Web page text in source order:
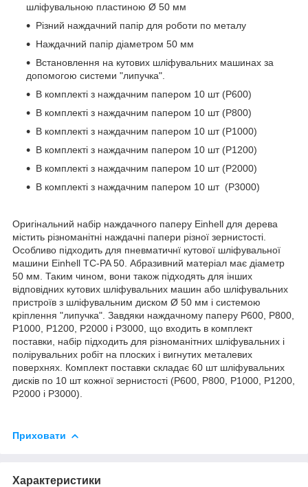
шліфувальною пластиною Ø 50 мм
Різний наждачний папір для роботи по металу
Наждачний папір діаметром 50 мм
Встановлення на кутових шліфувальних машинах за
допомогою системи "липучка".
В комплекті з наждачним папером 10 шт (P600)
В комплекті з наждачним папером 10 шт (P800)
В комплекті з наждачним папером 10 шт (P1000)
В комплекті з наждачним папером 10 шт (P1200)
В комплекті з наждачним папером 10 шт (P2000)
В комплекті з наждачним папером 10 шт (P3000)
Оригінальний набір наждачного паперу Einhell для дерева
містить різноманітні наждачні папери різної зернистості.
Особливо підходить для пневматичнї кутової шліфувальної
машини Einhell TC-PA 50. Абразивний матеріал має діаметр
50 мм. Таким чином, вони також підходять для інших
відповідних кутових шліфувальних машин або шліфувальних
пристроїв з шліфувальним диском Ø 50 мм і системою
кріплення "липучка". Завдяки наждачному паперу P600, P800,
P1000, P1200, P2000 і P3000, що входить в комплект
поставки, набір підходить для різноманітних шліфувальних і
полірувальних робіт на плоских і вигнутих металевих
поверхнях. Комплект поставки складає 60 шт шліфувальних
дисків по 10 шт кожної зернистості (P600, P800, P1000, P1200,
P2000 і P3000).
Приховати
Характеристики